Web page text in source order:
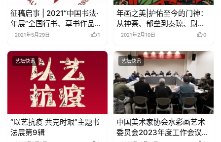
征稿启事 | 2021“中国书法·
年展”全国行书、草书作品展
征稿启事
2021年5月29日 1
年画之美|护佑至今的门神：
从神荼、郁垒到秦琼、尉迟
恭2021年2月10日 0
艺坛快讯
“以艺抗疫 共克时艰”主题书
法展第9辑
艺坛快讯
中国美术家协会水彩画艺术
委员会2023年度工作会议在